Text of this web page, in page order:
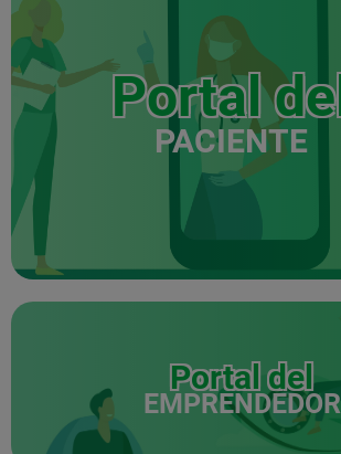
Portal del
PACIENTE
Portal del
EMPRENDEDOR